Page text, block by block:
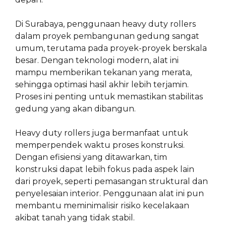
Di Surabaya, penggunaan heavy duty rollers
dalam proyek pembangunan gedung sangat
umum, terutama pada proyek-proyek berskala
besar. Dengan teknologi modern, alat ini
mampu memberikan tekanan yang merata,
sehingga optimasi hasil akhir lebih terjamin.
Proses ini penting untuk memastikan stabilitas
gedung yang akan dibangun.
Heavy duty rollers juga bermanfaat untuk
memperpendek waktu proses konstruksi.
Dengan efisiensi yang ditawarkan, tim
konstruksi dapat lebih fokus pada aspek lain
dari proyek, seperti pemasangan struktural dan
penyelesaian interior. Penggunaan alat ini pun
membantu meminimalisir risiko kecelakaan
akibat tanah yang tidak stabil.